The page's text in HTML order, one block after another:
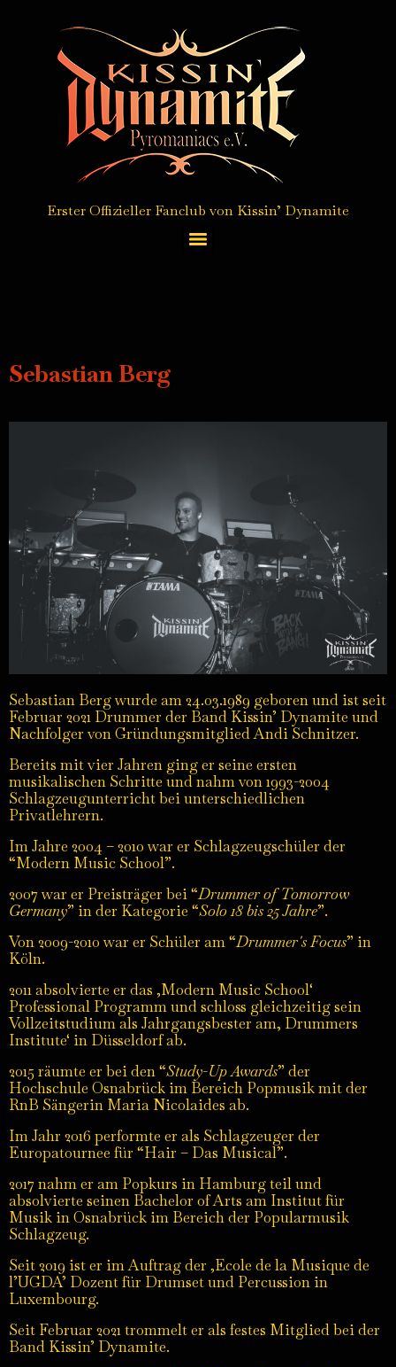
Erster Offizieller Fanclub von Kissin’ Dynamite
Sebastian Berg
Sebastian Berg wurde am 24.03.1989 geboren und ist seit
Februar 2021 Drummer der Band Kissin’ Dynamite und
Nachfolger von Gründungsmitglied Andi Schnitzer.
Bereits mit vier Jahren ging er seine ersten
musikalischen Schritte und nahm von 1993-2004
Schlagzeugunterricht bei unterschiedlichen
Privatlehrern.
Im Jahre 2004 – 2010 war er Schlagzeugschüler der
“Modern Music School”.
2007 war er Preisträger bei “Drummer of Tomorrow
Germany” in der Kategorie “Solo 18 bis 25 Jahre”.
Von 2009-2010 war er Schüler am “Drummer´s Focus” in
Köln.
2011 absolvierte er das ‚Modern Music School‘
Professional Programm und schloss gleichzeitig sein
Vollzeitstudium als Jahrgangsbester am‚ Drummers
Institute‘ in Düsseldorf ab.
2015 räumte er bei den “Study-Up Awards” der
Hochschule Osnabrück im Bereich Popmusik mit der
RnB Sängerin Maria Nicolaides ab.
Im Jahr 2016 performte er als Schlagzeuger der
Europatournee für “Hair – Das Musical”.
2017 nahm er am Popkurs in Hamburg teil und
absolvierte seinen Bachelor of Arts am Institut für
Musik in Osnabrück im Bereich der Popularmusik
Schlagzeug.
Seit 2019 ist er im Auftrag der ‚Ecole de la Musique de
l’UGDA’ Dozent für Drumset und Percussion in
Luxembourg.
Seit Februar 2021 trommelt er als festes Mitglied bei der
Band Kissin’ Dynamite.